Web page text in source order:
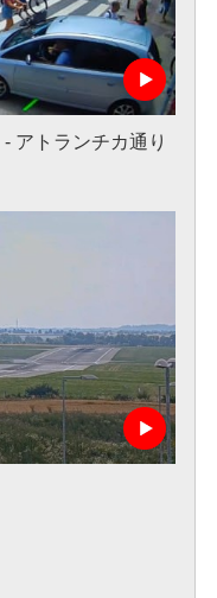
アトランチカ通り